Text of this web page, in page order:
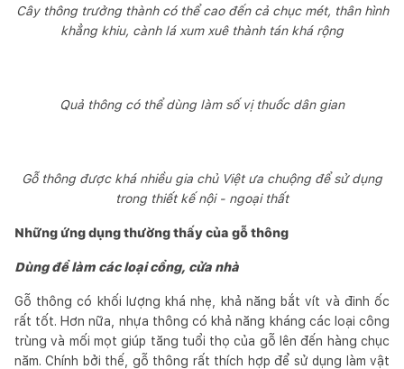
Cây thông trưởng thành có thể cao đến cả chục mét, thân hình
khẳng khiu, cành lá xum xuê thành tán khá rộng
Quả thông có thể dùng làm số vị thuốc dân gian
Gỗ thông được khá nhiều gia chủ Việt ưa chuộng để sử dụng
trong thiết kế nội - ngoại thất
Những ứng dụng thường thấy của gỗ thông
Dùng để làm các loại cổng, cửa nhà
Gỗ thông có khối lượng khá nhẹ, khả năng bắt vít và đinh ốc
rất tốt. Hơn nữa, nhựa thông có khả năng kháng các loại công
trùng và mối mọt giúp tăng tuổi thọ của gỗ lên đến hàng chục
năm. Chính bởi thế, gỗ thông rất thích hợp để sử dụng làm vật